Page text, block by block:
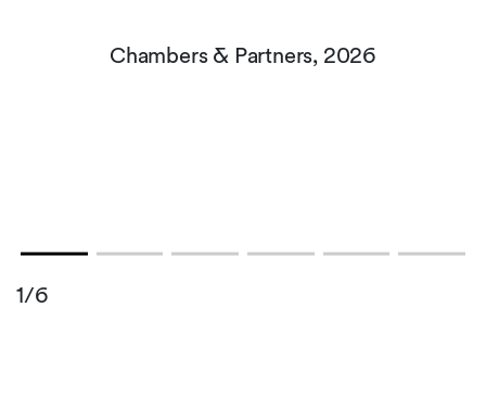
Chambers & Partners, 2026
1/6